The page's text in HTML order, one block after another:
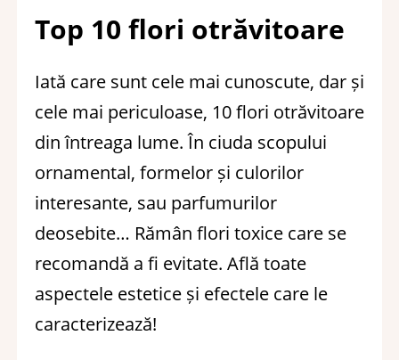
Top 10 flori otrăvitoare
Iată care sunt cele mai cunoscute, dar și
cele mai periculoase, 10 flori otrăvitoare
din întreaga lume. În ciuda scopului
ornamental, formelor și culorilor
interesante, sau parfumurilor
deosebite… Rămân flori toxice care se
recomandă a fi evitate. Află toate
aspectele estetice și efectele care le
caracterizează!